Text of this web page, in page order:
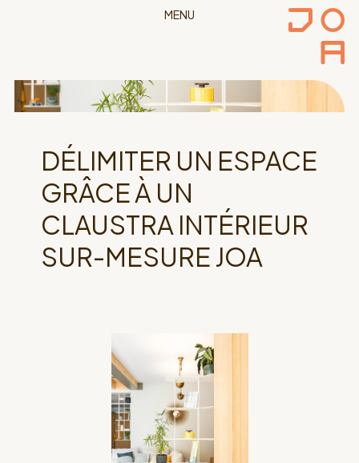
MENU
DÉLIMITER UN ESPACE
GRÂCE À UN
CLAUSTRA INTÉRIEUR
SUR-MESURE JOA